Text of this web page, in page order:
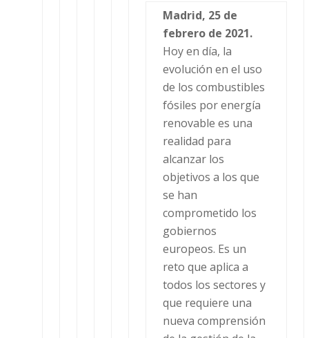
Madrid, 25 de
febrero de 2021.
Hoy en día, la
evolución en el uso
de los combustibles
fósiles por energía
renovable es una
realidad para
alcanzar los
objetivos a los que
se han
comprometido los
gobiernos
europeos. Es un
reto que aplica a
todos los sectores y
que requiere una
nueva comprensión